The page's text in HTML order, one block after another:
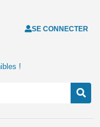
SE CONNECTER
!